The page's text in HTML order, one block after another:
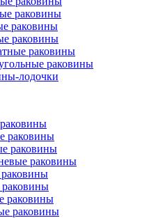
раковины
раковины
раковины
раковины
раковины
лодочки
раковины
раковины
раковины
раковины
раковины